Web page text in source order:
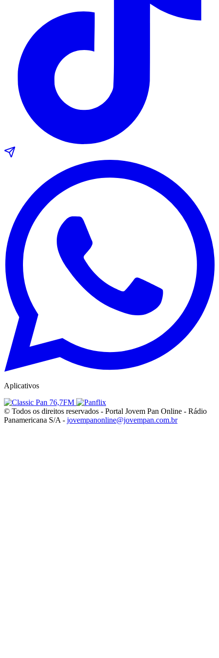
Aplicativos
© Todos os direitos reservados - Portal Jovem Pan Online - Rádio
Panamericana S/A - jovempanonline@jovempan.com.br